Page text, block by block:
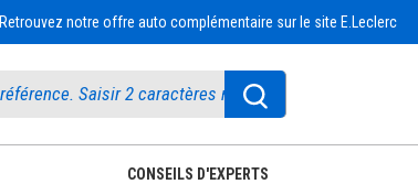
Retrouvez notre offre auto complémentaire sur le site E.Leclerc
CONSEILS D'EXPERTS